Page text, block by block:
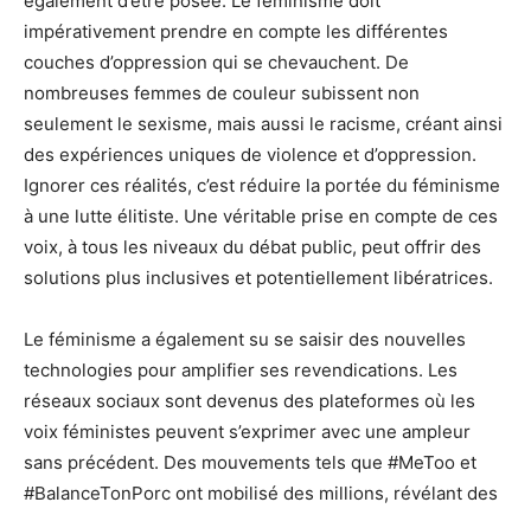
impérativement prendre en compte les différentes
couches d’oppression qui se chevauchent. De
nombreuses femmes de couleur subissent non
seulement le sexisme, mais aussi le racisme, créant ainsi
des expériences uniques de violence et d’oppression.
Ignorer ces réalités, c’est réduire la portée du féminisme
à une lutte élitiste. Une véritable prise en compte de ces
voix, à tous les niveaux du débat public, peut offrir des
solutions plus inclusives et potentiellement libératrices.
Le féminisme a également su se saisir des nouvelles
technologies pour amplifier ses revendications. Les
réseaux sociaux sont devenus des plateformes où les
voix féministes peuvent s’exprimer avec une ampleur
sans précédent. Des mouvements tels que #MeToo et
#BalanceTonPorc ont mobilisé des millions, révélant des